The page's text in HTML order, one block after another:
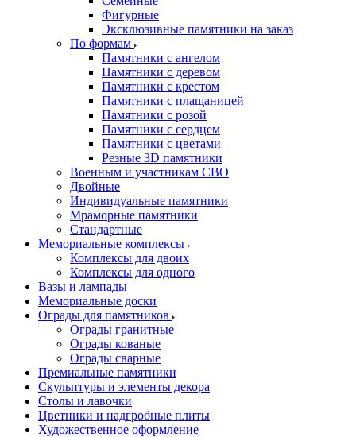
Фигурные
Эксклюзивные памятники на заказ
По формам
Памятники с ангелом
Памятники с деревом
Памятники с крестом
Памятники с плащаницей
Памятники с розой
Памятники с сердцем
Памятники с цветами
Резные 3D памятники
Военным и участникам СВО
Двойные
Индивидуальные памятники
Мраморные памятники
Стандартные
Мемориальные комплексы
Комплексы для двоих
Комплексы для одного
Вазы и лампады
Мемориальные доски
Ограды для памятников
Ограды гранитные
Ограды кованые
Ограды сварные
Премиальные памятники
Скульптуры и элементы декора
Столы и лавочки
Цветники и надгробные плиты
Художественное оформление